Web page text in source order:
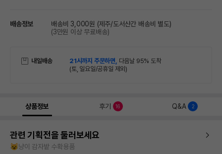
배송정보 배송비 3,000원 (제주/도서산간 배송비 별도)
(3만원 이상 무료배송)
내일배송 21시까지 주문하면, 다음날 95% 도착
(토, 일요일/공휴일 제외)
상품정보 후기 16 Q&A 2
관련 기획전을 둘러보세요
😺냥이 감자밭 수확용품